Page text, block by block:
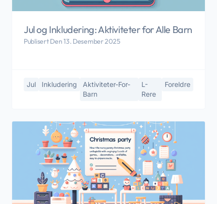
Jul og Inkludering: Aktiviteter for Alle Barn
Publisert Den 13. Desember 2025
Jul Inkludering
Aktiviteter-For-
Barn
L-
Rere
Foreldre